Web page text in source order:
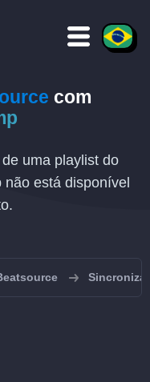
com
uma playlist do
está disponível